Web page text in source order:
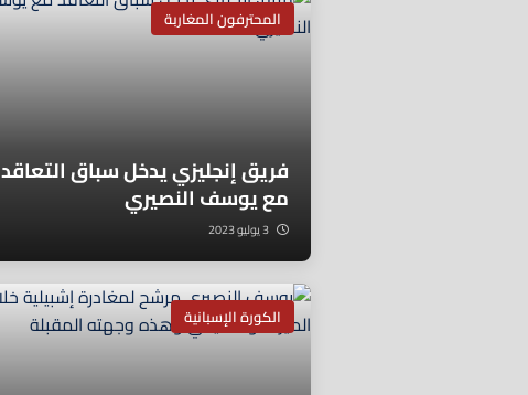
المحترفون المغاربة
فريق إنجليزي يدخل سباق التعاقد
مع يوسف النصيري
الكورة الإسبانية